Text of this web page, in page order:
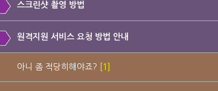
스크린샷 촬영 방법
원격지원 서비스 요청 방법 안내
아니 좀 적당히해야죠? [1]